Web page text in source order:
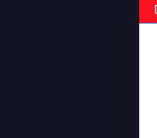
VALORIZAÇÃO DOS